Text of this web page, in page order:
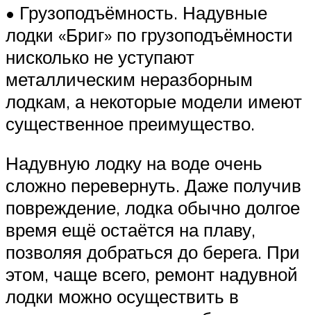
• Грузоподъёмность. Надувные
лодки «Бриг» по грузоподъёмности
нисколько не уступают
металлическим неразборным
лодкам, а некоторые модели имеют
существенное преимущество.
Надувную лодку на воде очень
сложно перевернуть. Даже получив
повреждение, лодка обычно долгое
время ещё остаётся на плаву,
позволяя добраться до берега. При
этом, чаще всего, ремонт надувной
лодки можно осуществить в